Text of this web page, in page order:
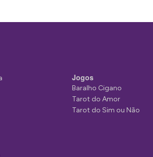
Jogos
Baralho Cigano
Tarot do Amor
Tarot do Sim ou Não